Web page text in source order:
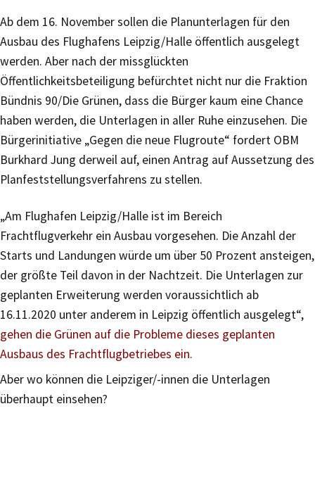
Ab dem 16. November sollen die Planunterlagen für den
Ausbau des Flughafens Leipzig/Halle öffentlich ausgelegt
werden. Aber nach der missglückten
Öffentlichkeitsbeteiligung befürchtet nicht nur die Fraktion
Bündnis 90/Die Grünen, dass die Bürger kaum eine Chance
haben werden, die Unterlagen in aller Ruhe einzusehen. Die
Bürgerinitiative „Gegen die neue Flugroute“ fordert OBM
Burkhard Jung derweil auf, einen Antrag auf Aussetzung des
Planfeststellungsverfahrens zu stellen.
„Am Flughafen Leipzig/Halle ist im Bereich
Frachtflugverkehr ein Ausbau vorgesehen. Die Anzahl der
Starts und Landungen würde um über 50 Prozent ansteigen,
der größte Teil davon in der Nachtzeit. Die Unterlagen zur
geplanten Erweiterung werden voraussichtlich ab
16.11.2020 unter anderem in Leipzig öffentlich ausgelegt“,
gehen die Grünen auf die Probleme dieses geplanten
Ausbaus des Frachtflugbetriebes ein.
Aber wo können die Leipziger/-innen die Unterlagen
überhaupt einsehen?